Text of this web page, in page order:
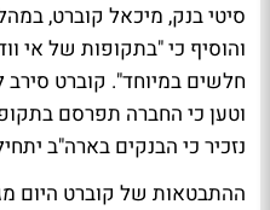
סיטי בנק, מיכאל קוברט,
והוסיף כי "בתקופות של אי
חלשים במיוחד". קוברט סירב
וטען כי החברה תפרסם
נזכיר כי הבנקים בארה"ב יתחילו
ההתבטאות של קוברט היום